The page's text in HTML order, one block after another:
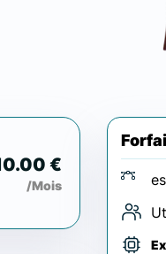
€
/Mois